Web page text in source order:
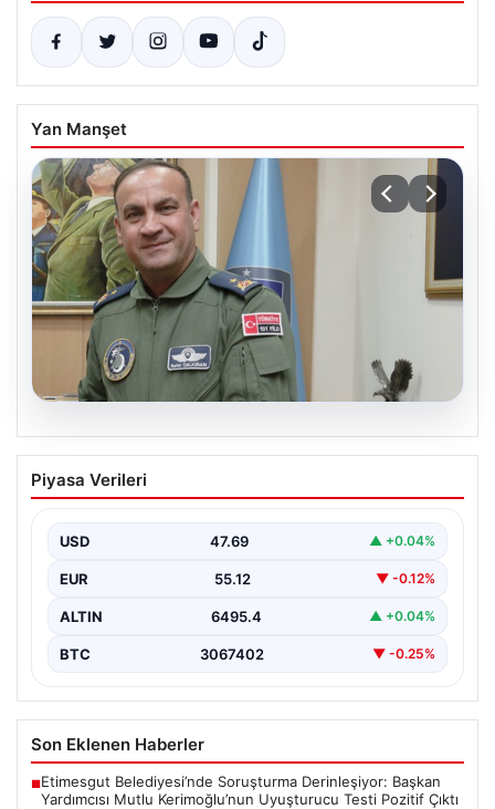
Yan Manşet
Rafet Dalkıran kimdir? Yeni Hava
Kuvvetleri Komutanı Rafet Dalkıran’ın
Piyasa Verileri
USD 47.69 ▲ +0.04%
EUR 55.12 ▼ -0.12%
ALTIN 6495.4 ▲ +0.04%
BTC 3067402 ▼ -0.25%
Son Eklenen Haberler
■Etimesgut Belediyesi’nde Soruşturma Derinleşiyor: Başkan
Yardımcısı Mutlu Kerimoğlu’nun Uyuşturucu Testi Pozitif Çıktı